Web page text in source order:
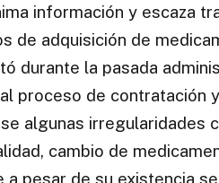
información y escaza
de adquisición de
durante la pasada
proceso de contratación
algunas irregularidades
cambio de
a pesar de su existencia